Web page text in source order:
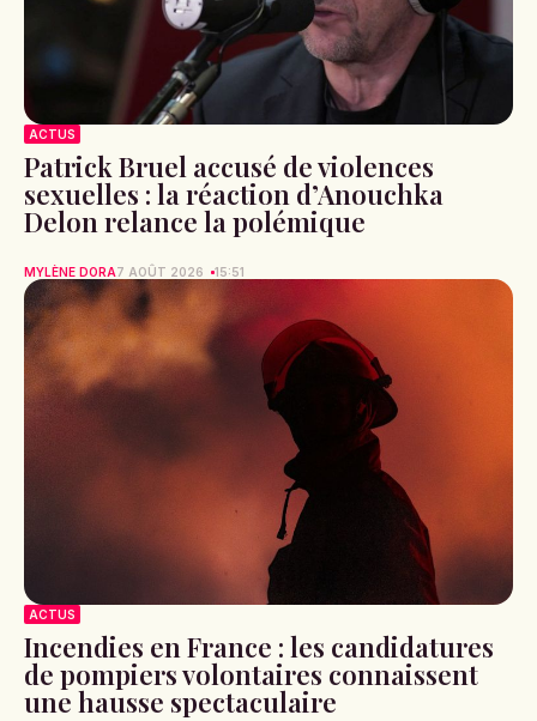
ACTUS
Patrick Bruel accusé de violences
sexuelles : la réaction d’Anouchka
Delon relance la polémique
MYLÈNE DORA7 AOÛT 2026 15:51
ACTUS
Incendies en France : les candidatures
de pompiers volontaires connaissent
une hausse spectaculaire